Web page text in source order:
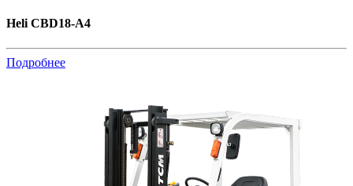
Heli CBD18-A4
Подробнее